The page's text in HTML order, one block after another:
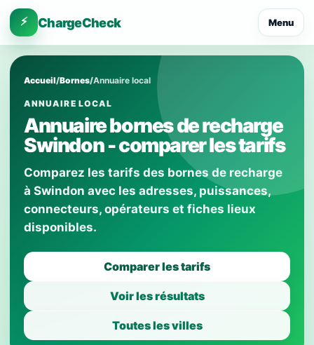
⚡ ChargeCheck Menu
Accueil/Bornes/Annuaire local
ANNUAIRE LOCAL
Annuaire bornes de recharge
Swindon - comparer les tarifs
Comparez les tarifs des bornes de recharge
à Swindon avec les adresses, puissances,
connecteurs, opérateurs et fiches lieux
disponibles.
Comparer les tarifs
Voir les résultats
Toutes les villes